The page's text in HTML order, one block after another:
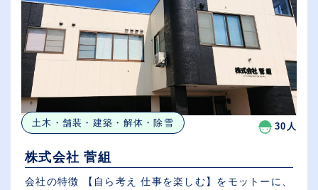
土木・舗装・建築・解体・除雪 30人
株式会社 菅組
会社の特徴 【自ら考え 仕事を楽しむ】をモットーに、